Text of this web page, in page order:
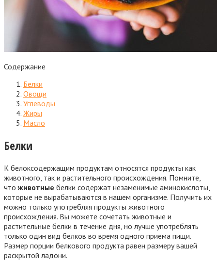
Содержание
Белки
Овощи
Углеводы
Жиры
Масло
Белки
К белоксодержащим продуктам относятся продукты как
животного, так и растительного происхождения. Помните,
чтоживотные белки содержат незаменимые аминокислоты,
которые не вырабатываются в нашем организме. Получить их
можно только употребляя продукты животного
происхождения. Вы можете сочетать животные и
растительные белки в течение дня, но лучше употреблять
только один вид белков во время одного приема пищи.
Размер порции белкового продукта равен размеру вашей
раскрытой ладони.